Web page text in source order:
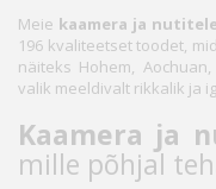
Meie kaamera ja
196 kvaliteetset toodet,
näiteks Hohem,
valik meeldivalt rikkalik ja
Kaamera ja
mille põhjal